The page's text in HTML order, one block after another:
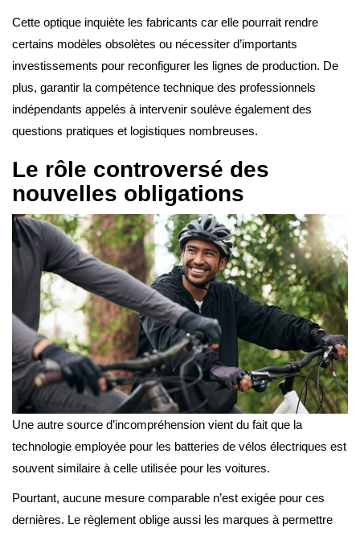
Cette optique inquiète les fabricants car elle pourrait rendre
certains modèles obsolètes ou nécessiter d’importants
investissements pour reconfigurer les lignes de production. De
plus, garantir la compétence technique des professionnels
indépendants appelés à intervenir soulève également des
questions pratiques et logistiques nombreuses.
Le rôle controversé des
nouvelles obligations
Une autre source d’incompréhension vient du fait que la
technologie employée pour les batteries de vélos électriques est
souvent similaire à celle utilisée pour les voitures.
Pourtant, aucune mesure comparable n’est exigée pour ces
dernières. Le règlement oblige aussi les marques à permettre